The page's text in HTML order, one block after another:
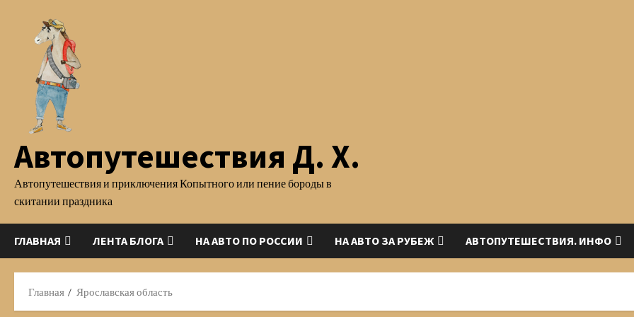
содержимому
Автопутешествия Д. Х.
Автопутешествия и приключения Копытного или пение бороды в
скитании праздника
ГЛАВНАЯ ЛЕНТА БЛОГА НА АВТО ПО РОССИИ НА АВТО ЗА РУБЕЖ АВТОПУТЕШЕСТВИЯ. ИНФО
Главная Ярославская область